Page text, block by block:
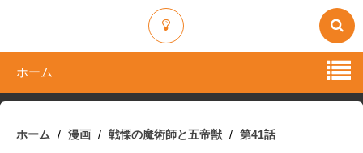
ホーム
ホーム 漫画 戦慄の魔術師と五帝獣 第41話